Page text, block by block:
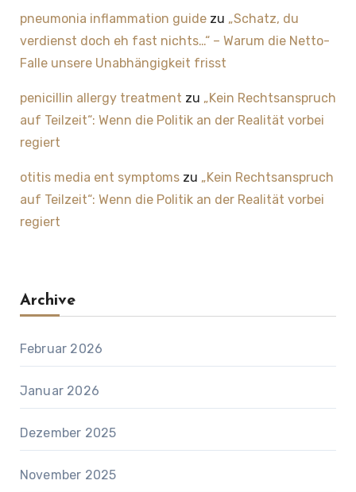
pneumonia inflammation guidezu „Schatz, du
verdienst doch eh fast nichts…“ – Warum die Netto-
Falle unsere Unabhängigkeit frisst
penicillin allergy treatment zu „Kein Rechtsanspruch
auf Teilzeit“: Wenn die Politik an der Realität vorbei
regiert
otitis media ent symptomszu „Kein Rechtsanspruch
auf Teilzeit“: Wenn die Politik an der Realität vorbei
regiert
Archive
Februar 2026
Januar 2026
Dezember 2025
November 2025